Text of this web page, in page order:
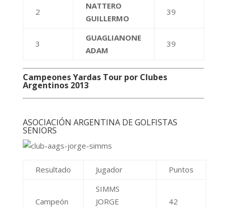
2
NATTERO
GUILLERMO
39
3
GUAGLIANONE
ADAM
39
Campeones Yardas Tour por Clubes
Argentinos 2013
ASOCIACIÓN ARGENTINA DE GOLFISTAS
SENIORS
Resultado Jugador Puntos
Campeón
SIMMS
JORGE
42